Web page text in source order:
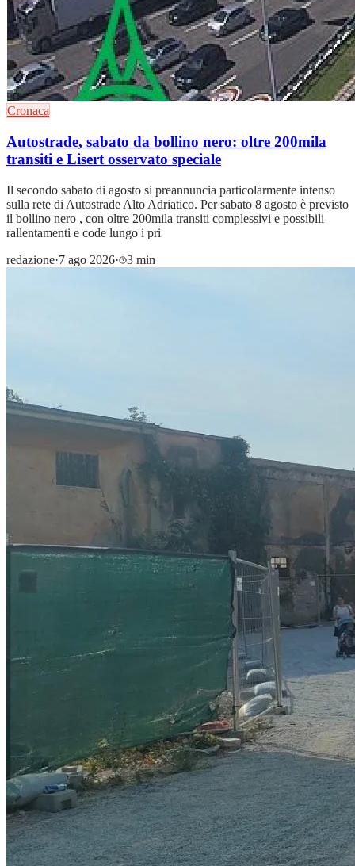
Cronaca
Autostrade, sabato da bollino nero: oltre 200mila
transiti e Lisert osservato speciale
Il secondo sabato di agosto si preannuncia particolarmente intenso
sulla rete di Autostrade Alto Adriatico. Per sabato 8 agosto è previsto
il bollino nero , con oltre 200mila transiti complessivi e possibili
rallentamenti e code lungo i pri
redazione·7 ago 2026· 3 min